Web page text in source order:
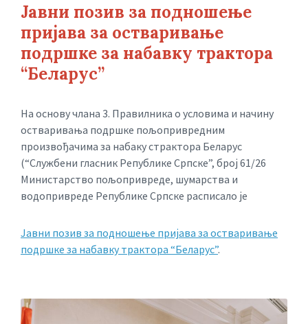
Јавни позив за подношење
пријава за остваривање
подршке за набавку трактора
“Беларус”
На основу члана 3. Правилника о условима и начину
остваривања подршке пољопривредним
произвођачима за набаку страктора Беларус
(“Службени гласник Републике Српске”, број 61/26
Министарство пољопривреде, шумарства и
водопривреде Републике Српске расписало је
Јавни позив за подношење пријава за остваривање
подршке за набавку трактора “Беларус”.